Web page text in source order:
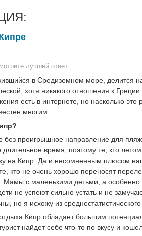
лучший ответ
в Средиземном море, делится
хотя никакого отношения к
есть в интернете, но насколько
многим.
проигрышное направление для
длительное время, поэтому те, кто
на Кипр. Да и несомненным плюсом
кто не очень хорошо переносят
Мамы с маленькими детьми, а
не успеют сильно устать и не
но я исхожу из
Кипр обладает большим
найдет себе что-то по вкусу и